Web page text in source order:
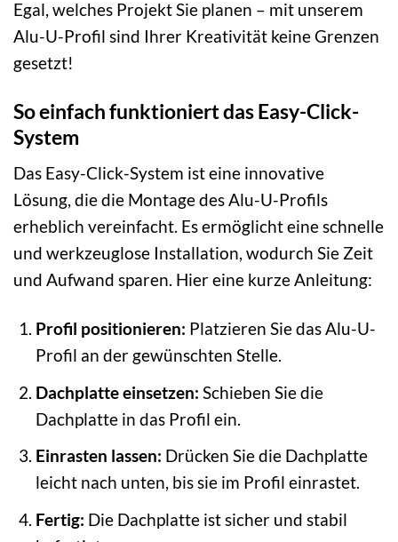
Egal, welches Projekt Sie planen – mit unserem
Alu-U-Profil sind Ihrer Kreativität keine Grenzen
gesetzt!
So einfach funktioniert das Easy-Click-
System
Das Easy-Click-System ist eine innovative
Lösung, die die Montage des Alu-U-Profils
erheblich vereinfacht. Es ermöglicht eine schnelle
und werkzeuglose Installation, wodurch Sie Zeit
und Aufwand sparen. Hier eine kurze Anleitung:
Profil positionieren: Platzieren Sie das Alu-U-
Profil an der gewünschten Stelle.
Dachplatte einsetzen: Schieben Sie die
Dachplatte in das Profil ein.
Einrasten lassen: Drücken Sie die Dachplatte
leicht nach unten, bis sie im Profil einrastet.
Fertig: Die Dachplatte ist sicher und stabil